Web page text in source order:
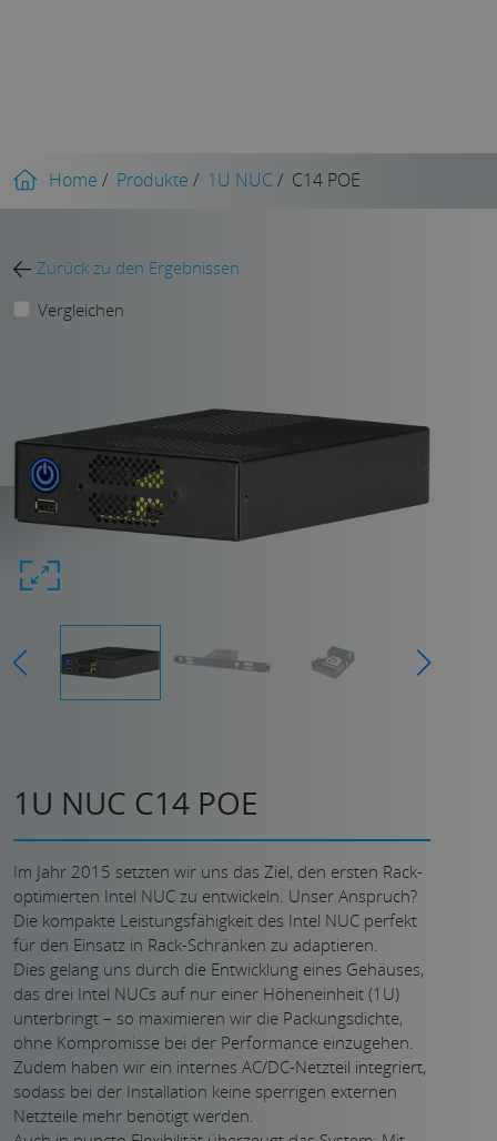
Home / Produkte / 1U NUC / C14 POE
Zurück zu den Ergebnissen
Vergleichen
1U NUC C14 POE
Im Jahr 2015 setzten wir uns das Ziel, den ersten Rack-
optimierten Intel NUC zu entwickeln. Unser Anspruch?
Die kompakte Leistungsfähigkeit des Intel NUC perfekt
für den Einsatz in Rack-Schränken zu adaptieren.
Dies gelang uns durch die Entwicklung eines Gehäuses,
das drei Intel NUCs auf nur einer Höheneinheit (1U)
unterbringt – so maximieren wir die Packungsdichte,
ohne Kompromisse bei der Performance einzugehen.
Zudem haben wir ein internes AC/DC-Netzteil integriert,
sodass bei der Installation keine sperrigen externen
Netzteile mehr benötigt werden.